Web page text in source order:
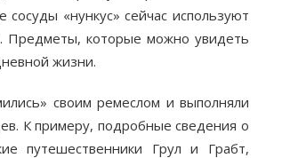
«нункус» сейчас используют
Предметы, которые можно увидеть
жизни.
своим ремеслом и выполняли
К примеру, подробные сведения о
путешественники Грул и Грабт,